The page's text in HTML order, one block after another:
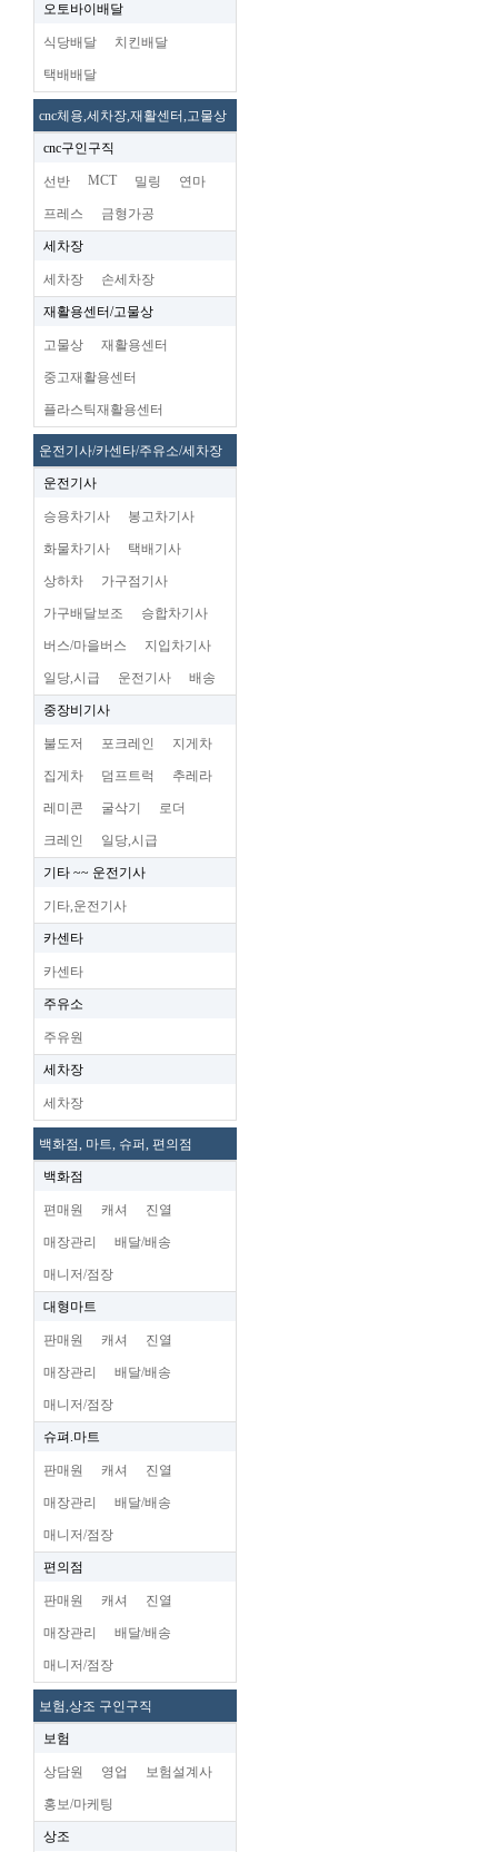
오토바이배달
식당배달 치킨배달
택배배달
cnc체용,세차장,재활센터,고물상
cnc구인구직
선반 MCT 밀링 연마
프레스 금형가공
세차장
세차장 손세차장
재활용센터/고물상
고물상 재활용센터
중고재활용센터
플라스틱재활용센터
운전기사/카센타/주유소/세차장
운전기사
승용차기사 봉고차기사
화물차기사 택배기사
상하차 가구점기사
가구배달보조 승합차기사
버스/마을버스 지입차기사
일당,시급 운전기사 배송
중장비기사
불도저 포크레인 지게차
집게차 덤프트럭 추레라
레미콘 굴삭기 로더
크레인 일당,시급
기타 ~~ 운전기사
기타,운전기사
카센타
카센타
주유소
주유원
세차장
세차장
백화점, 마트, 슈퍼, 편의점
백화점
편매원 캐셔 진열
매장관리 배달/배송
매니저/점장
대형마트
판매원 캐셔 진열
매장관리 배달/배송
매니저/점장
슈펴.마트
판매원 캐셔 진열
매장관리 배달/배송
매니저/점장
편의점
판매원 캐셔 진열
매장관리 배달/배송
매니저/점장
보험,상조 구인구직
보험
상담원 영업 보험설계사
홍보/마케팅
상조